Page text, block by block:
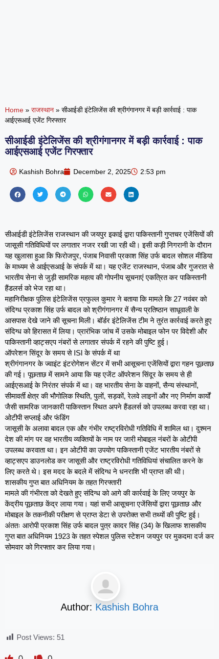
Home » राजस्थान » सीआईडी इंटेलिजेंस की श्रीगंगानगर में बड़ी कार्रवाई : पाक
आईएसआई एजेंट गिरफ्तार
सीआईडी इंटेलिजेंस की श्रीगंगानगर में बड़ी कार्रवाई : पाक
आईएसआई एजेंट गिरफ्तार
Kashish Bohra December 2, 2025 2:53 pm
सीआईडी इंटेलिजेंस राजस्थान की जयपुर इकाई द्वारा पाकिस्तानी गुप्तचर एजेंसियों की
जासूसी गतिविधियों पर लगातार नजर रखी जा रही थी। इसी कड़ी निगरानी के दौरान
यह खुलासा हुआ कि फिरोजपुर, पंजाब निवासी प्रकाश सिंह उर्फ बादल सोशल मीडिया
के माध्यम से आईएसआई के संपर्क में था। यह एजेंट राजस्थान, पंजाब और गुजरात से
भारतीय सेना से जुड़ी सामरिक महत्व की गोपनीय सूचनाएं एकत्रित कर पाकिस्तानी
हैंडलर्स को भेज रहा था।
महानिरीक्षक पुलिस इंटेलिजेंस प्रफुल्ल कुमार ने बताया कि मामले कि 27 नवंबर को
संदिग्ध प्रकाश सिंह उर्फ बादल को श्रीगंगानगर में सैन्य प्रतिष्ठान साधूवाली के
आसपास देखे जाने की सूचना मिली। बॉर्डर इंटेलिजेंस टीम ने तुरंत कार्रवाई करते हुए
संदिग्ध को हिरासत में लिया। प्रारंभिक जांच में उसके मोबाइल फोन पर विदेशी और
पाकिस्तानी व्हाट्सएप नंबरों से लगातार संपर्क में रहने की पुष्टि हुई।
ऑपरेशन सिंदूर के समय से ISI के संपर्क में था
श्रीगंगानगर के ज्वाइंट इंटरोगेशन सेंटर में सभी आसूचना एजेंसियों द्वारा गहन पूछताछ
की गई। पूछताछ में सामने आया कि यह एजेंट ऑपरेशन सिंदूर के समय से ही
आईएसआई के निरंतर संपर्क में था। वह भारतीय सेना के वाहनों, सैन्य संस्थानों,
सीमावर्ती क्षेत्र की भौगोलिक स्थिति, पुलों, सड़कों, रेलवे लाइनों और नए निर्माण कार्यों
जैसी सामरिक जानकारी पाकिस्तान स्थित अपने हैंडलर्स को उपलब्ध करवा रहा था।
ओटीपी सप्लाई और फंडिंग
जासूसी के अलावा बादल एक और गंभीर राष्ट्रविरोधी गतिविधि में शामिल था। दुश्मन
देश की मांग पर वह भारतीय व्यक्तियों के नाम पर जारी मोबाइल नंबरों के ओटीपी
उपलब्ध करवाता था। इन ओटीपी का उपयोग पाकिस्तानी एजेंट भारतीय नंबरों से
व्हाट्सएप डाउनलोड कर जासूसी और राष्ट्रविरोधी गतिविधियां संचालित करने के
लिए करते थे। इस मदद के बदले में संदिग्ध ने धनराशि भी प्राप्त की थी।
शासकीय गुप्त बात अधिनियम के तहत गिरफ्तारी
मामले की गंभीरता को देखते हुए संदिग्ध को आगे की कार्रवाई के लिए जयपुर के
केंद्रीय पूछताछ केंद्र लाया गया। यहां सभी आसूचना एजेंसियों द्वारा पूछताछ और
मोबाइल के तकनीकी परीक्षण से प्राप्त डेटा से उपरोक्त सभी तथ्यों की पुष्टि हुई।
अंततः आरोपी प्रकाश सिंह उर्फ बादल पुत्र कादर सिंह (34) के खिलाफ शासकीय
गुप्त बात अधिनियम 1923 के तहत स्पेशल पुलिस स्टेशन जयपुर पर मुकदमा दर्ज कर
सोमवार को गिरफ्तार कर लिया गया।
Author: Kashish Bohra
Post Views: 51